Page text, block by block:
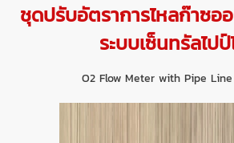
ชุดปรับอัตราการไหลก๊าซอ
ระบบเซ็นทรัลไป
O2 Flow Meter with Pipe